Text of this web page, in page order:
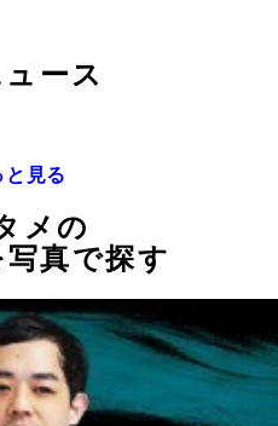
ース
と見る
メの
真で探す